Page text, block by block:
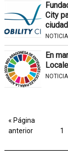
City
En
« Página
anterior
1